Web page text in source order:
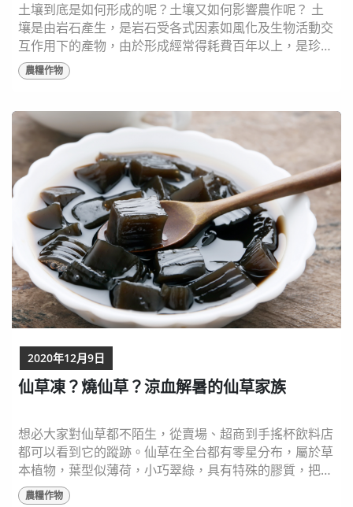
土壤到底是如何形成的呢？土壤又如何影響農作呢？ 土
壤是由岩石產生，是岩石受各式因素如風化及生物活動交
互作用下的產物，由於形成經常得耗費百年以上，是珍貴
的資源。土壤中主要含無機的礦物質，可作為植物固著生
長的基質，而作為植物養分的有機質除了天然含量較少
地力，否則植物會生長不佳。 土壤評估標準為何？何謂
好的土？ 土壤的品質，以物理、化學及生物性質三方面
進...
農糧作物
仙草凍？燒仙草？涼血解暑的仙草家族
想必大家對仙草都不陌生，從賣場、超商到手搖杯飲料店
都可以看到它的蹤跡。仙草在全台都有零星分布，屬於草
本植物，葉型似薄荷，小巧翠綠，具有特殊的膠質，把它
曬乾後拿來熬煮就是仙草茶。 而仙草既是食品，也常是
農糧作物
2020年12月9日